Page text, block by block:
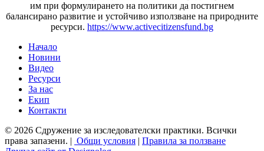
им при формулирането на политики да постигнем
балансирано развитие и устойчиво използване на природните
ресурси. https://www.activecitizensfund.bg
Основно меню
Начало
Новини
Видео
Ресурси
За нас
Екип
Контакти
© 2026 Сдружение за изследователски практики. Всички
права запазени. | Общи условия | Правила за ползване